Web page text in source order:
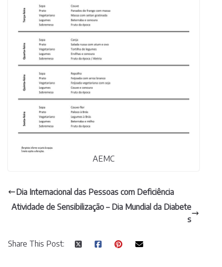
AEMC
Dia Internacional das Pessoas com Deficiência
Atividade de Sensibilização – Dia Mundial da Diabete
s
Share This Post: